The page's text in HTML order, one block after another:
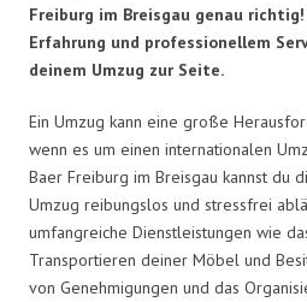
Freiburg im Breisgau genau
Erfahrung und professionellem
deinem Umzug zur Seite.
Ein Umzug kann eine große
wenn es um einen internationalen
Baer Freiburg im Breisgau kannst du
Umzug reibungslos und stressfrei
umfangreiche Dienstleistungen wie
Transportieren deiner Möbel und
von Genehmigungen und das